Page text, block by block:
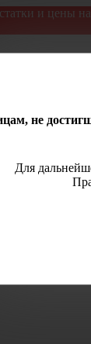
и цены
не
Для